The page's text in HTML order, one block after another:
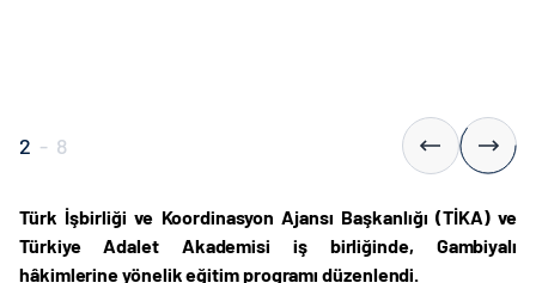
2 - 8
Türk İşbirliği ve Koordinasyon Ajansı Başkanlığı (TİKA) ve
Türkiye Adalet Akademisi iş birliğinde, Gambiyalı
hâkimlerine yönelik eğitim programı düzenlendi.